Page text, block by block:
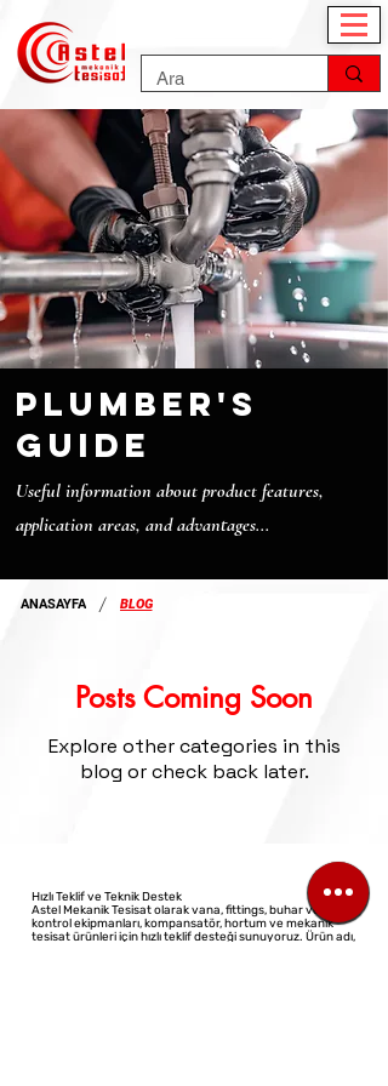
plumber's
guide
Useful information about product features,
application areas, and advantages...
ANASAYFA / BLOG
Posts Coming Soon
Explore other categories in this
blog or check back later.
Hızlı Teklif ve Teknik Destek
Astel Mekanik Tesisat olarak vana, fittings, buhar ve akış
kontrol ekipmanları, kompansatör, hortum ve mekanik
tesisat ürünleri için hızlı teklif desteği sunuyoruz. Ürün adı,